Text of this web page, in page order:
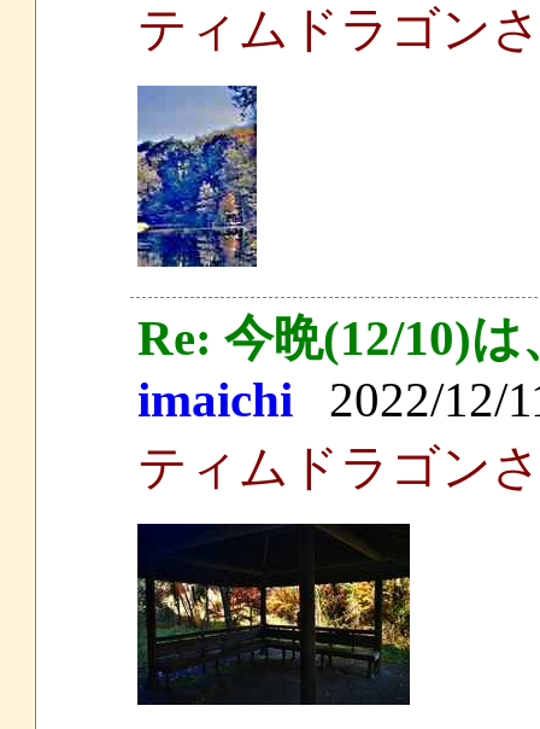
ティムドラゴン
Re: 今晩(12/10)
imaichi 2022/12/
ティムドラゴン